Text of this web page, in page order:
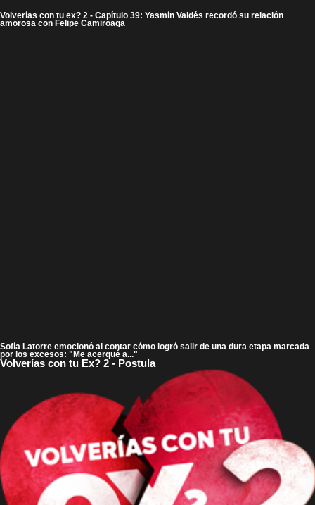
Volverías con tu ex? 2 - Capítulo 39: Yasmín Valdés recordó su relación
amorosa con Felipe Camiroaga
Sofía Latorre emocionó al contar cómo logró salir de una dura etapa marcada
por los excesos: "Me acerqué a..."
Volverías con tu Ex? 2 - Postula